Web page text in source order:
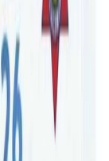
कारण कोरोना
गर्न द्युविदा
कन्ट्याक’ अर्थात
लागि राष्ट्रिय
नयाँ परिभाषा